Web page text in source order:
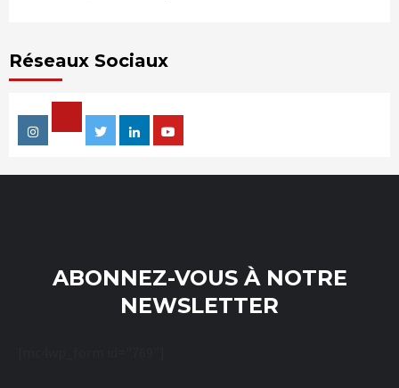
Réseaux Sociaux
Instagram
Facebook
TwitterLinkedin
ABONNEZ-VOUS À NOTRE
NEWSLETTER